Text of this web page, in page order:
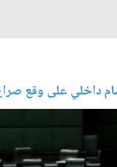
داخلي على وقع